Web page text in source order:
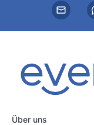
Über uns